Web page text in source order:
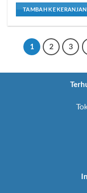
TAMBAH KE
1 2 3